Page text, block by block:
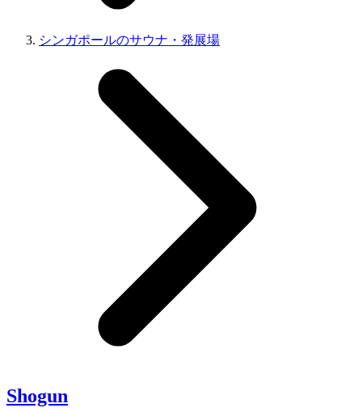
シンガポールのサウナ・発展場
Shogun